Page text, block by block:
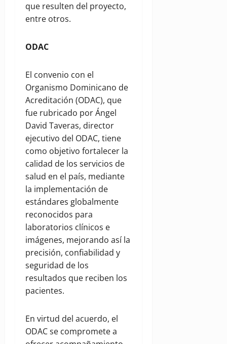
que resulten del proyecto,
entre otros.
ODAC
El convenio con el
Organismo Dominicano de
Acreditación (ODAC), que
fue rubricado por Ángel
David Taveras, director
ejecutivo del ODAC, tiene
como objetivo fortalecer la
calidad de los servicios de
salud en el país, mediante
la implementación de
estándares globalmente
reconocidos para
laboratorios clínicos e
imágenes, mejorando así la
precisión, confiabilidad y
seguridad de los
resultados que reciben los
pacientes.
En virtud del acuerdo, el
ODAC se compromete a